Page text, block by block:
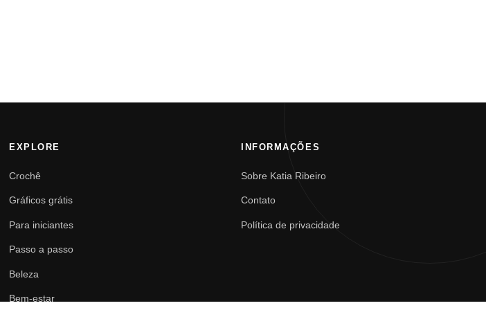
EXPLORE
Crochê
Gráficos grátis
Para iniciantes
Passo a passo
Beleza
Bem-estar
INFORMAÇÕES
Sobre Katia Ribeiro
Contato
Política de privacidade